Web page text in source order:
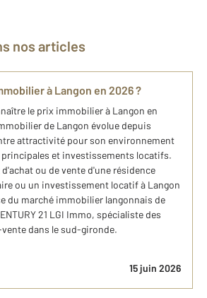
nos articles
à Langon en 2026 ?
le prix immobilier à Langon en
de Langon évolue depuis
attractivité pour son environnement
et investissements locatifs.
ou de vente d'une résidence
ou un investissement locatif à​ Langon
du marché ​immobilier langonnais de
21 LGI Immo, spécialiste des
dans le sud-gironde.
15 juin 2026